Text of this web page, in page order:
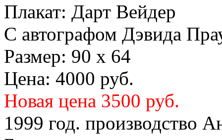
Плакат: Дарт Вейдер
С автографом Дэвида
Размер: 90 х 64
Цена: 4000 руб.
Новая цена 3500 руб.
1999 год. производство